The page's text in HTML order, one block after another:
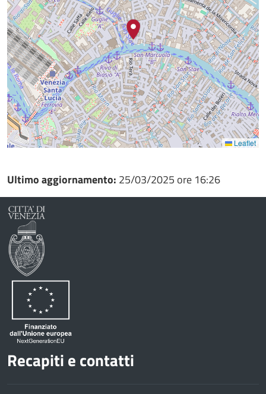
Leaflet
Ultimo aggiornamento: 25/03/2025 ore 16:26
Recapiti e contatti